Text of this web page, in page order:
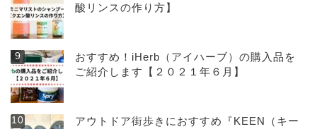
酸リンスの作り方】
おすすめ！iHerb（アイハーブ）の購入品を
ご紹介します【２０２１年６月】
アウトドア街歩きにおすすめ『KEEN（キー